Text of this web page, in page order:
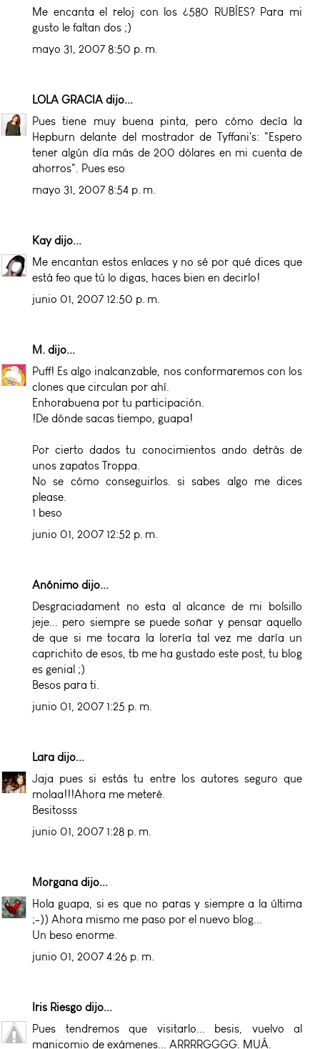
Me encanta el reloj con los ¿580 RUBÍES? Para mi
gusto le faltan dos ;)
mayo 31, 2007 8:50 p. m.
LOLA GRACIA dijo...
Pues tiene muy buena pinta, pero cómo decía la
Hepburn delante del mostrador de Tyffani's: "Espero
tener algún día más de 200 dólares en mi cuenta de
ahorros". Pues eso
mayo 31, 2007 8:54 p. m.
Kaydijo...
Me encantan estos enlaces y no sé por qué dices que
está feo que tú lo digas, haces bien en decirlo!
junio 01, 2007 12:50 p. m.
M. dijo...
Puff! Es algo inalcanzable, nos conformaremos con los
clones que circulan por ahí.
Enhorabuena por tu participación.
!De dónde sacas tiempo, guapa!
Por cierto dados tu conocimientos ando detrás de
unos zapatos Troppa.
No se cómo conseguirlos. si sabes algo me dices
please.
1 beso
junio 01, 2007 12:52 p. m.
Anónimo dijo...
Desgraciadament no esta al alcance de mi bolsillo
jeje... pero siempre se puede soñar y pensar aquello
de que si me tocara la lorería tal vez me daría un
caprichito de esos, tb me ha gustado este post, tu blog
es genial ;)
Besos para ti.
junio 01, 2007 1:25 p. m.
Lara dijo...
Jaja pues si estás tu entre los autores seguro que
molaa!!!Ahora me meteré.
Besitosss
junio 01, 2007 1:28 p. m.
Morgana dijo...
Hola guapa, si es que no paras y siempre a la última
;-)) Ahora mismo me paso por el nuevo blog...
Un beso enorme.
junio 01, 2007 4:26 p. m.
Iris Riesgo dijo...
Pues tendremos que visitarlo... besis, vuelvo al
manicomio de exámenes... ARRRRGGGG. MUÁ.